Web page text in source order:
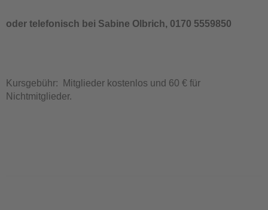
oder telefonisch bei Sabine Olbrich, 0170 5559850
Kursgebühr: Mitglieder kostenlos und 60 € für
Nichtmitglieder.